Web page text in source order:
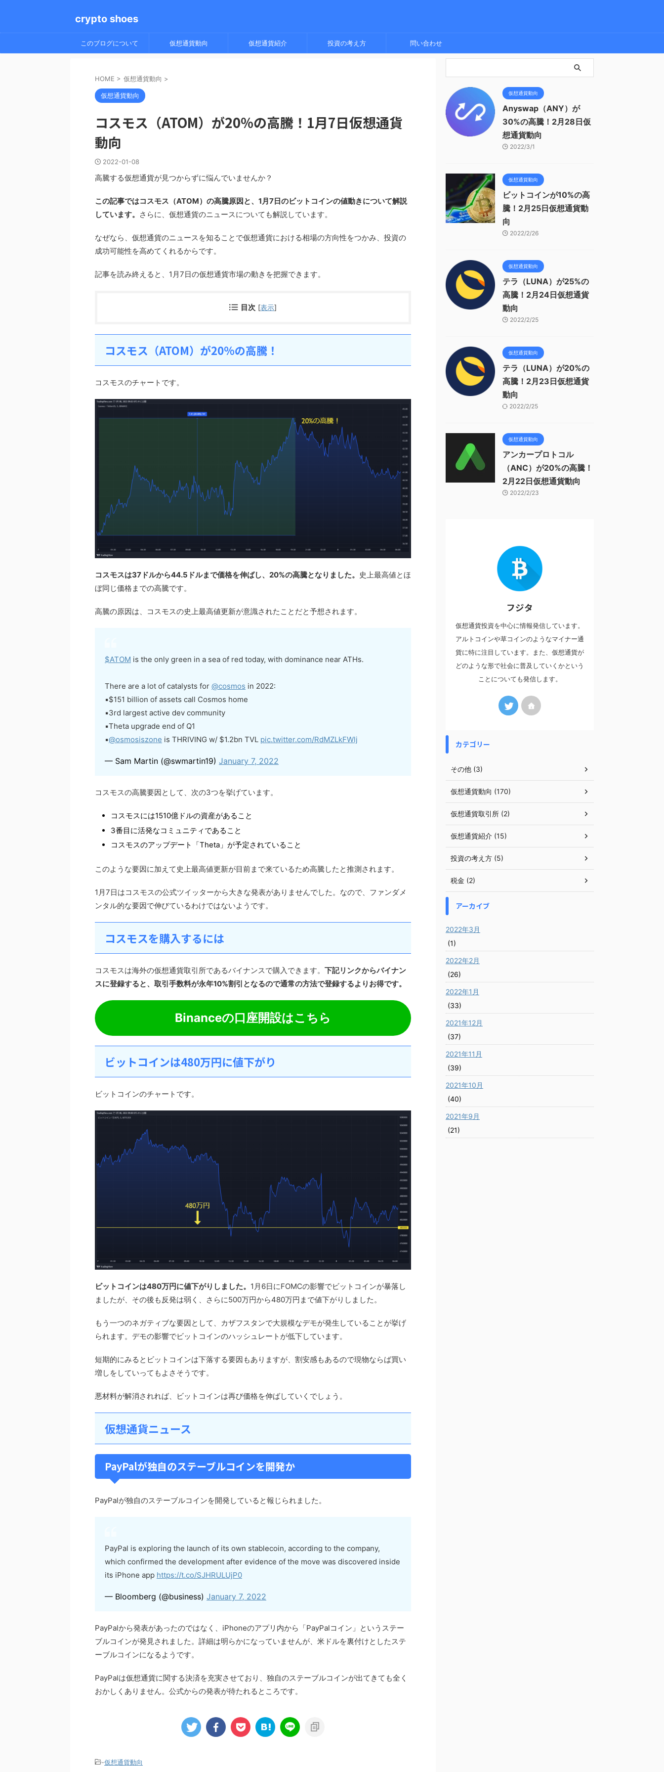
crypto shoes
このブログについて 仮想通貨動向 仮想通貨紹介 投資の考え方 問い合わせ
HOME > 仮想通貨動向 >
仮想通貨動向
コスモス（ATOM）が20%の高騰！1月7日仮想通貨
動向
2022-01-08
高騰する仮想通貨が見つからずに悩んでいませんか？
この記事ではコスモス（ATOM）の高騰原因と、1月7日のビットコインの値動きについて解説
しています。 さらに、仮想通貨のニュースについても解説しています。
なぜなら、仮想通貨のニュースを知ることで仮想通貨における相場の方向性をつかみ、投資の
成功可能性を高めてくれるからです。
記事を読み終えると、1月7日の仮想通貨市場の動きを把握できます。
目次 [表示]
コスモス（ATOM）が20%の高騰！
コスモスのチャートです。
コスモスは37ドルから44.5ドルまで価格を伸ばし、20%の高騰となりました。
史上最高値とほ
ぼ同じ価格までの高騰です。
高騰の原因は、コスモスの史上最高値更新が意識されたことだと予想されます。
$ATOM is the only green in a sea of red today, with dominance near ATHs.
There are a lot of catalysts for @cosmos in 2022:
▪️$151 billion of assets call Cosmos home
▪️3rd largest active dev community
▪️Theta upgrade end of Q1
▪️@osmosiszone is THRIVING w/ $1.2bn TVL pic.twitter.com/RdMZLkFWlj
— Sam Martin (@swmartin19) January 7, 2022
コスモスの高騰要因として、次の3つを挙げています。
コスモスには1510億ドルの資産があること
3番目に活発なコミュニティであること
コスモスのアップデート「Theta」が予定されていること
このような要因に加えて史上最高値更新が目前まで来ているため高騰したと推測されます。
1月7日はコスモスの公式ツイッターから大きな発表がありませんでした。なので、ファンダメ
ンタル的な要因で伸びているわけではないようです。
コスモスを購入するには
コスモスは海外の仮想通貨取引所であるバイナンスで購入できます。 下記リンクからバイナン
スに登録すると、取引手数料が永年10%割引となるので通常の方法で登録するよりお得です。
Binanceの口座開設はこちら
ビットコインは480万円に値下がり
ビットコインのチャートです。
ビットコインは480万円に値下がりしました。 1月6日にFOMCの影響でビットコインが暴落し
ましたが、その後も反発は弱く、さらに500万円から480万円まで値下がりしました。
もう一つのネガティブな要因として、カザフスタンで大規模なデモが発生していることが挙げ
られます。デモの影響でビットコインのハッシュレートが低下しています。
短期的にみるとビットコインは下落する要因もありますが、割安感もあるので現物ならば買い
増しをしていってもよさそうです。
悪材料が解消されれば、ビットコインは再び価格を伸ばしていくでしょう。
仮想通貨ニュース
PayPalが独自のステーブルコインを開発か
PayPalが独自のステーブルコインを開発していると報じられました。
PayPal is exploring the launch of its own stablecoin, according to the company,
which confirmed the development after evidence of the move was discovered inside
its iPhone app https://t.co/SJHRULUjP0
— Bloomberg (@business) January 7, 2022
PayPalから発表があったのではなく、iPhoneのアプリ内から「PayPalコイン」というステー
ブルコインが発見されました。詳細は明らかになっていませんが、米ドルを裏付けとしたステ
ーブルコインになるようです。
PayPalは仮想通貨に関する決済を充実させており、独自のステーブルコインが出てきても全く
おかしくありません。公式からの発表が待たれるところです。
-仮想通貨動向
仮想通貨動向
Anyswap（ANY）が
30%の高騰！2月28日仮
想通貨動向
2022/3/1
仮想通貨動向
ビットコインが10%の高
騰！2月25日仮想通貨動
向
2022/2/26
仮想通貨動向
テラ（LUNA）が25%の
高騰！2月24日仮想通貨
動向
2022/2/25
仮想通貨動向
テラ（LUNA）が20%の
高騰！2月23日仮想通貨
動向
2022/2/25
仮想通貨動向
アンカープロトコル
（ANC）が20%の高騰！
2月22日仮想通貨動向
2022/2/23
フジタ
仮想通貨投資を中心に情報発信しています。
アルトコインや草コインのようなマイナー通
貨に特に注目しています。また、仮想通貨が
どのような形で社会に普及していくかという
ことについても発信します。
カテゴリー
その他 (3)
仮想通貨動向 (170)
仮想通貨取引所 (2)
仮想通貨紹介 (15)
投資の考え方 (5)
税金 (2)
アーカイブ
2022年3月
(1)
2022年2月
(26)
2022年1月
(33)
2021年12月
(37)
2021年11月
(39)
2021年10月
(40)
2021年9月
(21)